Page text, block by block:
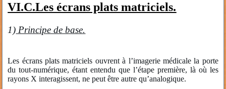
VI.C.Les écrans plats matriciels.
1) Principe de base.
Les écrans plats matriciels ouvrent à l’imagerie médicale la porte
du tout-numérique, étant entendu que l’étape première, là où les
rayons X interagissent, ne peut être autre qu’analogique.